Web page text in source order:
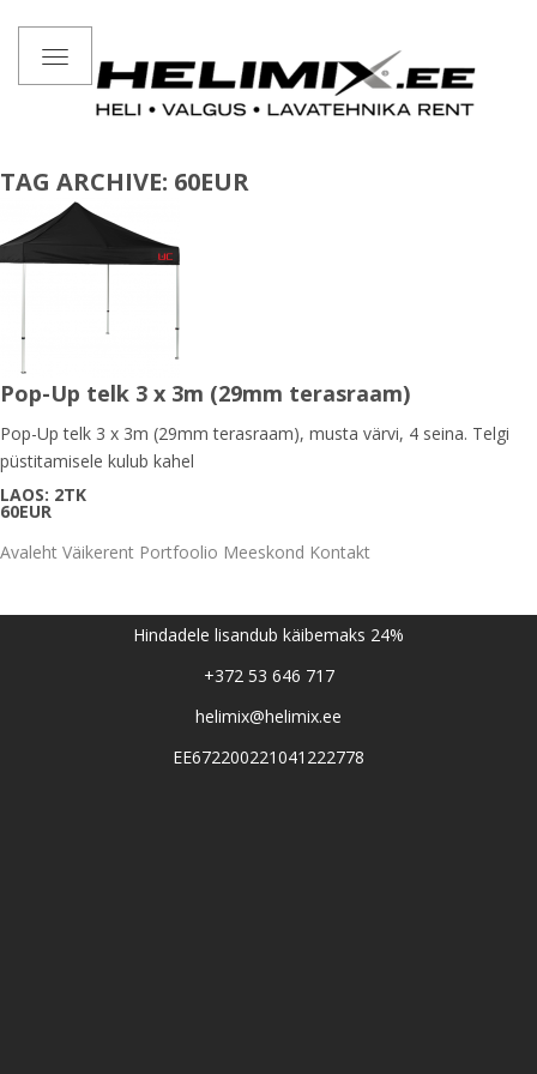
Toggle
navigation
TAG ARCHIVE: 60EUR
Pop-Up telk 3 x 3m (29mm terasraam)
Pop-Up telk 3 x 3m (29mm terasraam), musta värvi, 4 seina. Telgi
püstitamisele kulub kahel
LAOS: 2TK
60EUR
Avaleht Väikerent Portfoolio Meeskond Kontakt
Hindadele lisandub käibemaks 24%
+372 53 646 717
helimix@helimix.ee
EE672200221041222778